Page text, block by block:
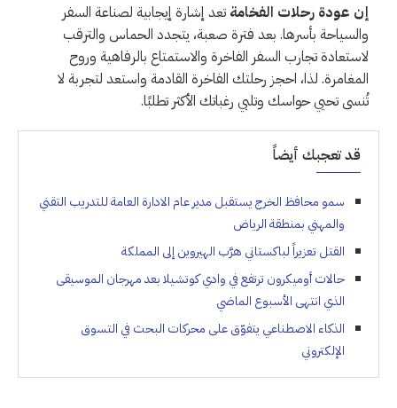
إن عودة رحلات الفخامة تعد إشارة إيجابية لصناعة السفر
والسياحة بأسرها. بعد فترة صعبة، يتجدد الحماس والترقب
لاستعادة تجارب السفر الفاخرة والاستمتاع بالرفاهية وروح
المغامرة. لذا، احجز رحلتك الفاخرة القادمة واستعد لتجربة لا
تُنسى تحيي حواسك وتلبي رغباتك الأكثر تطلبًا.
قد تعجبك أيضاً
سمو محافظ الخرج يستقبل مدير عام الادارة العامة للتدريب التقني
والمهني بمنطقة الرياض
القتل تعزيراً لباكستاني هرَّب الهيروين إلى المملكة
حالات أوميكرون ترتفع في وادي كوتشيلا بعد مهرجان الموسيقى
الذي انتهى الأسبوع الماضي
الذكاء الاصطناعي يتفوّق على محركات البحث في التسوق
الإلكتروني